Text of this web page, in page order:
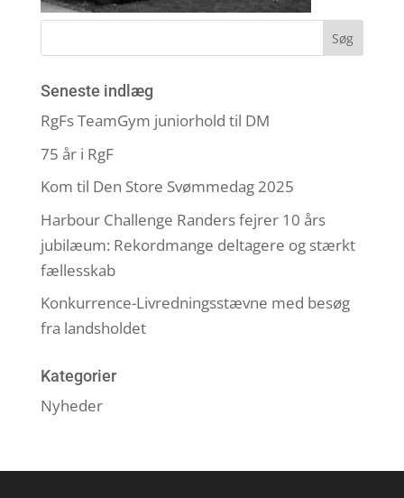
Seneste indlæg
RgFs TeamGym juniorhold til DM
75 år i RgF
Kom til Den Store Svømmedag 2025
Harbour Challenge Randers fejrer 10 års
jubilæum: Rekordmange deltagere og stærkt
fællesskab
Konkurrence-Livredningsstævne med besøg
fra landsholdet
Kategorier
Nyheder